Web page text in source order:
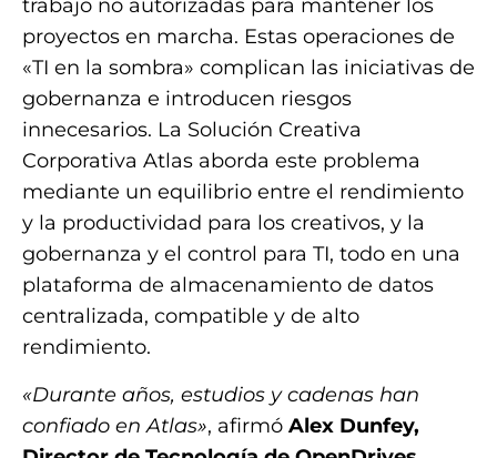
trabajo no autorizadas para mantener los
proyectos en marcha. Estas operaciones de
«TI en la sombra» complican las iniciativas de
gobernanza e introducen riesgos
innecesarios. La Solución Creativa
Corporativa Atlas aborda este problema
mediante un equilibrio entre el rendimiento
y la productividad para los creativos, y la
gobernanza y el control para TI, todo en una
plataforma de almacenamiento de datos
centralizada, compatible y de alto
rendimiento.
«Durante años, estudios y cadenas han
confiado en Atlas», afirmó Alex Dunfey,